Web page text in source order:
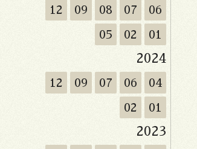
12 09 08 07 06
05 02 01
2024
12 09 07 06 04
02 01
2023